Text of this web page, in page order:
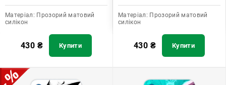
Матеріал: Прозорий матовий
силікон
430 ₴ Купити
Матеріал: Прозорий матовий
силікон
430 ₴ Купити